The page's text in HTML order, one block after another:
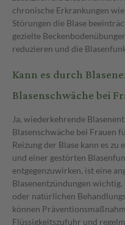
chronische Erkrankungen
Störungen die Blase
gezielte
reduzieren und die
Kann es durch
Blasenschwäche bei
Ja, wiederkehrende
Blasenschwäche bei Frauen
Reizung der Blase kann es
und einer gestörten
entgegenzuwirken, ist eine
Blasenentzündungen
oder natürlichen
können
Flüssigkeitszufuhr und